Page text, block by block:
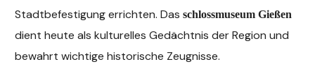
Stadtbefestigung errichten. Dasschlossmuseum Gießen
dient heute als kulturelles Gedächtnis der Region und
bewahrt wichtige historische Zeugnisse.